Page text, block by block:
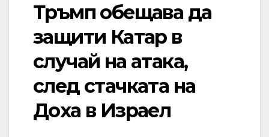
Тръмп обещава да
защити Катар в
случай на атака,
след стачката на
Доха в Израел